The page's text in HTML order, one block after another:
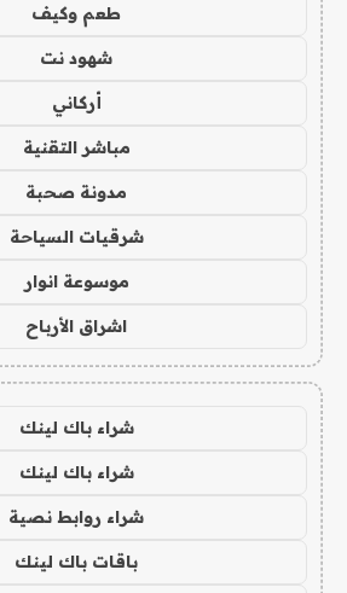
طعم وكيف
شهود نت
أركاني
مباشر التقنية
مدونة صحبة
شرقيات السياحة
موسوعة انوار
اشراق الأرباح
شراء باك لينك
شراء باك لينك
شراء روابط نصية
باقات باك لينك